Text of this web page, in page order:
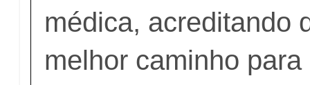
médica, acreditando
melhor caminho para